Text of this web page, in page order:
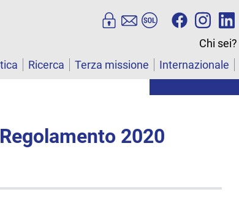
Chi sei?
Ricerca Terza missione Internazionale
2020